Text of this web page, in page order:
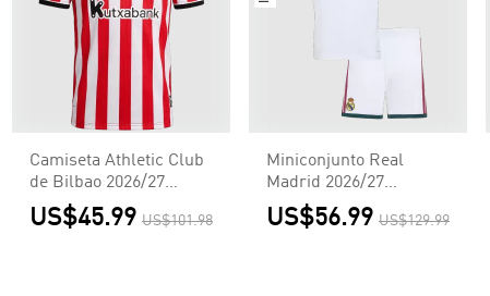
Camiseta Athletic Club
de Bilbao 2026/27
Primera Equipación -
Versión Hincha
US$45.99 US$101.98
Miniconjunto Real
Madrid 2026/27
Primera Equipación
Niño-Versión Jugador
US$56.99 US$129.99